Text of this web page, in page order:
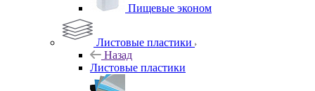
Пищевые эконом
Листовые пластики
Назад
Листовые пластики